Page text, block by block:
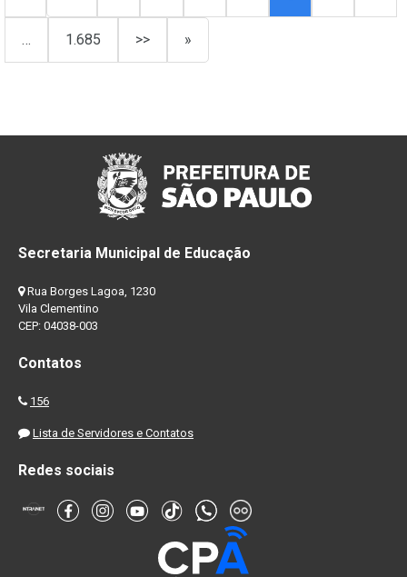
… 1.685 >> »
Secretaria Municipal de Educação
Rua Borges Lagoa, 1230
Vila Clementino
CEP: 04038-003
Contatos
156
Lista de Servidores e Contatos
Redes sociais